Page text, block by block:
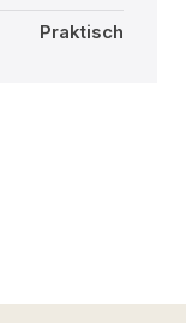
Praktisch